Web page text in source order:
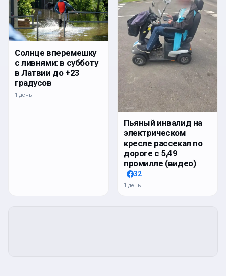
Солнце вперемешку
с ливнями: в субботу
в Латвии до +23
градусов
1 день
Пьяный инвалид на
электрическом
кресле рассекал по
дороге с 5,49
промилле (видео)
32
1 день